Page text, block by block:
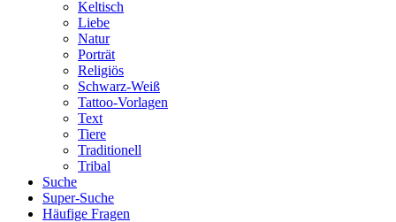
Keltisch
Liebe
Natur
Porträt
Religiös
Schwarz-Weiß
Tattoo-Vorlagen
Text
Tiere
Traditionell
Tribal
Suche
Super-Suche
Häufige Fragen